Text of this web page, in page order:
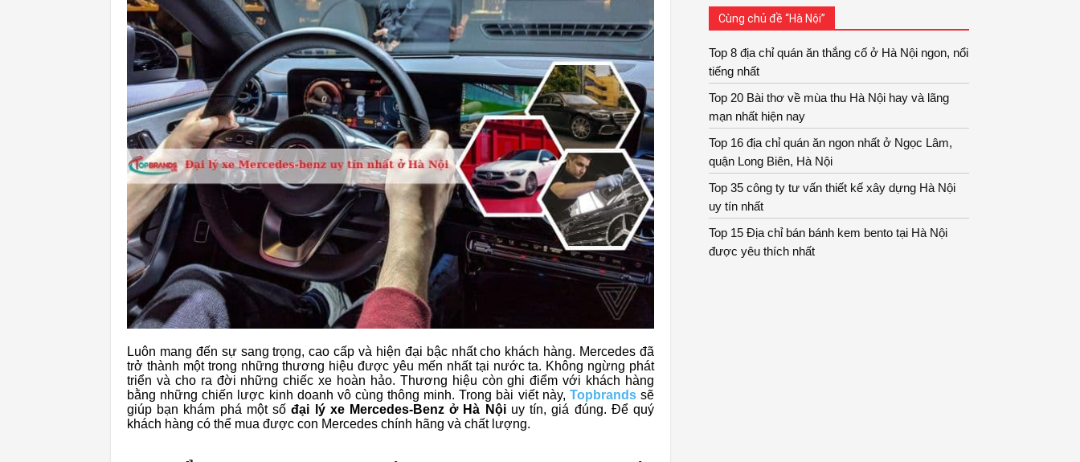
Luôn mang đến sự sang trọng, cao cấp và hiện đại bậc nhất cho khách hàng. Mercedes đã
trở thành một trong những thương hiệu được yêu mến nhất tại nước ta. Không ngừng phát
triển và cho ra đời những chiếc xe hoàn hảo. Thương hiệu còn ghi điểm với khách hàng
bằng những chiến lược kinh doanh vô cùng thông minh. Trong bài viết này, Topbrandssẽ
giúp bạn khám phá một sốđại lý xe Mercedes-Benz ở Hà Nộiuy tín, giá đúng. Để quý
khách hàng có thể mua được con Mercedes chính hãng và chất lượng.
Cùng chủ đề “Hà Nội”
Top 8 địa chỉ quán ăn thắng cố ở Hà Nội ngon, nổi
tiếng nhất
Top 20 Bài thơ về mùa thu Hà Nội hay và lãng
mạn nhất hiện nay
Top 16 địa chỉ quán ăn ngon nhất ở Ngọc Lâm,
quận Long Biên, Hà Nội
Top 35 công ty tư vấn thiết kế xây dựng Hà Nội
uy tín nhất
Top 15 Địa chỉ bán bánh kem bento tại Hà Nội
được yêu thích nhất